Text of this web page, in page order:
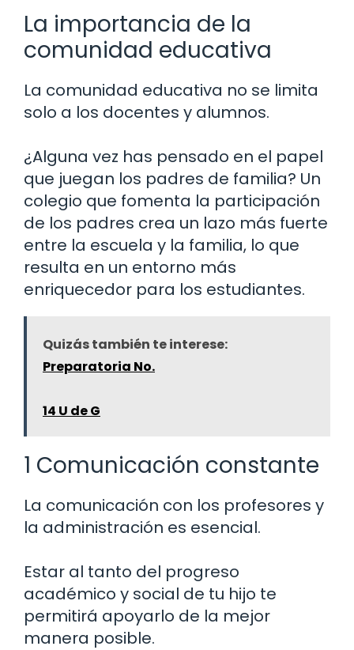
La importancia de la
comunidad educativa
La comunidad educativa no se limita
solo a los docentes y alumnos.
¿Alguna vez has pensado en el papel
que juegan los padres de familia? Un
colegio que fomenta la participación
de los padres crea un lazo más fuerte
entre la escuela y la familia, lo que
resulta en un entorno más
enriquecedor para los estudiantes.
Quizás también te interese:
Preparatoria No.
14 U de G
1 Comunicación constante
La comunicación con los profesores y
la administración es esencial.
Estar al tanto del progreso
académico y social de tu hijo te
permitirá apoyarlo de la mejor
manera posible.